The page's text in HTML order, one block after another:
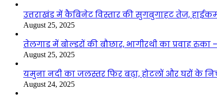
उत्तराखंड में कैबिनेट विस्तार की सुगबुगाहट तेज,
August 25, 2025
तेलगाड में बोल्डरों की बौछार, भागीरथी का प्रवाह
August 25, 2025
यमुना नदी का जलस्तर फिर बढ़ा, होटलों और घरों के
August 24, 2025